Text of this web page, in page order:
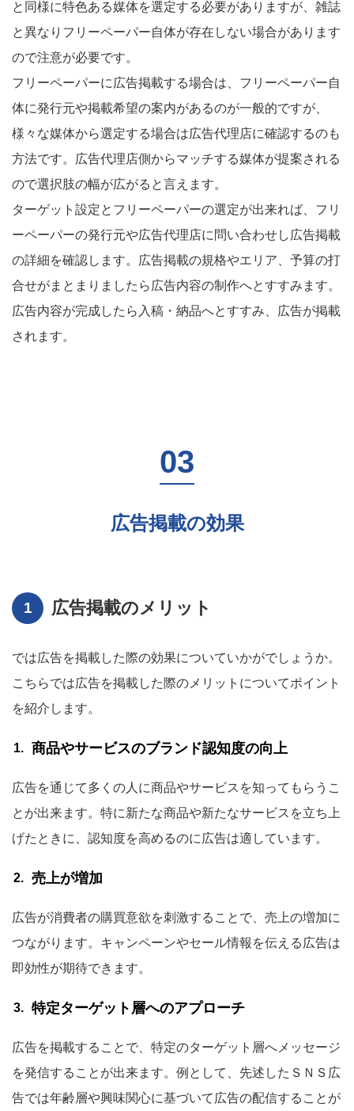
と同様に特色ある媒体を選定する必要がありますが、雑誌
と異なりフリーペーパー自体が存在しない場合があります
ので注意が必要です。
フリーペーパーに広告掲載する場合は、フリーペーパー自
体に発行元や掲載希望の案内があるのが一般的ですが、
様々な媒体から選定する場合は広告代理店に確認するのも
方法です。広告代理店側からマッチする媒体が提案される
ので選択肢の幅が広がると言えます。
ターゲット設定とフリーペーパーの選定が出来れば、フリ
ーペーパーの発行元や広告代理店に問い合わせし広告掲載
の詳細を確認します。広告掲載の規格やエリア、予算の打
合せがまとまりましたら広告内容の制作へとすすみます。
広告内容が完成したら入稿・納品へとすすみ、広告が掲載
されます。
広告掲載の効果
広告掲載のメリット
では広告を掲載した際の効果についていかがでしょうか。
こちらでは広告を掲載した際のメリットについてポイント
を紹介します。
商品やサービスのブランド認知度の向上
広告を通じて多くの人に商品やサービスを知ってもらうこ
とが出来ます。特に新たな商品や新たなサービスを立ち上
げたときに、認知度を高めるのに広告は適しています。
売上が増加
広告が消費者の購買意欲を刺激することで、売上の増加に
つながります。キャンペーンやセール情報を伝える広告は
即効性が期待できます。
特定ターゲット層へのアプローチ
広告を掲載することで、特定のターゲット層へメッセージ
を発信することが出来ます。例として、先述したＳＮＳ広
告では年齢層や興味関心に基づいて広告の配信することが